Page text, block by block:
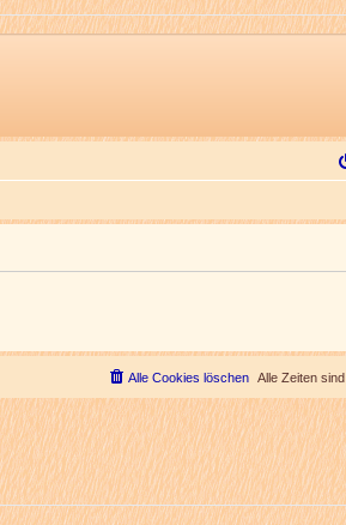
Alle Zeiten sind
Alle Cookies löschen